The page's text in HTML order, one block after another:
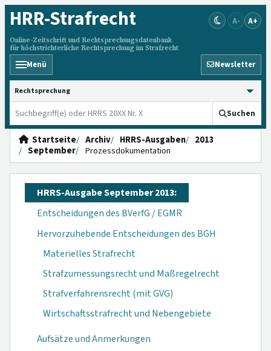
HRR-Strafrecht
Online-Zeitschrift und Rechtsprechungsdatenbank
für höchstrichterliche Rechtsprechung im Strafrecht
A- A+
Menü Newsletter
HRRS durchsuchen
Suchen
Startseite Archiv HRRS-Ausgaben
2013
September
Prozessdokumentation
HRRS-Ausgabe September 2013:
Entscheidungen des BVerfG / EGMR
Hervorzuhebende Entscheidungen des BGH
Materielles Strafrecht
Strafzumessungsrecht und Maßregelrecht
Strafverfahrensrecht (mit GVG)
Wirtschaftsstrafrecht und Nebengebiete
Aufsätze und Anmerkungen